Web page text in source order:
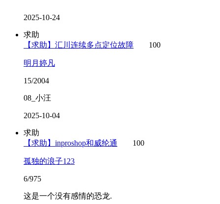
2025-10-24
求助
【求助】汇川连续多点定位故障
100
明月婷凡
15/2004
08_小汪
2025-10-04
求助
【求助】inproshop和威纶通
100
孤独的浪子123
6/975
这是一个没有感情的恐龙.